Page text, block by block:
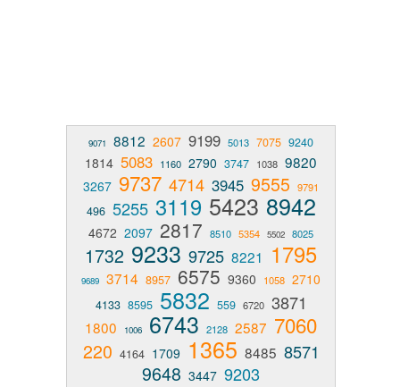
9071 8812 2607 9199 5013 7075 9240
1814 5083 1160 2790 3747 1038 9820
3267 9737 4714 3945 9555 9791
496 5255 3119 5423 8942
4672 2097 2817 8510 5354 5502 8025
1732 9233 9725 8221 1795
9689 3714 8957 6575 9360 1058 2710
4133 8595 5832 559 6720 3871
1800 1006 6743 2128 2587 7060
220 4164 1709 1365 8485 8571
9648 3447 9203